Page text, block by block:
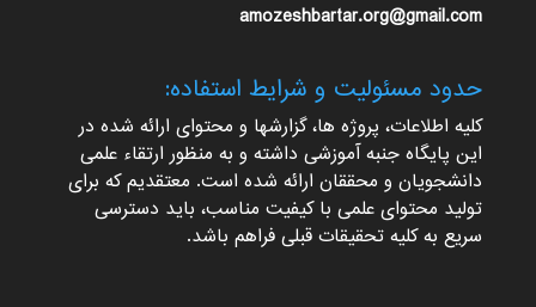
amozeshbartar.org@gmail.com
حدود مسئولیت و شرایط استفاده:
کلیه اطلاعات، پروژه ها، گزارشها و محتوای ارائه شده در
این پایگاه جنبه آموزشی داشته و به منظور ارتقاء علمی
دانشجویان و محققان ارائه شده است. معتقدیم که برای
تولید محتوای علمی با کیفیت مناسب، باید دسترسی
سریع به کلیه تحقیقات قبلی فراهم باشد.